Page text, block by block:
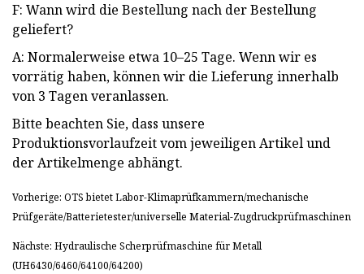
F: Wann wird die Bestellung nach der Bestellung
geliefert?
A: Normalerweise etwa 10–25 Tage. Wenn wir es
vorrätig haben, können wir die Lieferung innerhalb
von 3 Tagen veranlassen.
Bitte beachten Sie, dass unsere
Produktionsvorlaufzeit vom jeweiligen Artikel und
der Artikelmenge abhängt.
Vorherige: OTS bietet Labor-Klimaprüfkammern/mechanische
Prüfgeräte/Batterietester/universelle Material-Zugdruckprüfmaschinen
Nächste: Hydraulische Scherprüfmaschine für Metall
(UH6430/6460/64100/64200)